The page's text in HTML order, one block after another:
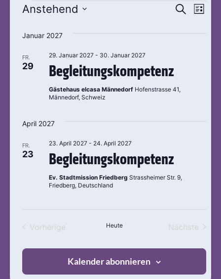
Suche
SucheListe
Anstehend
Januar 2027
FR.
29 Begleitungskompetenz
29. Januar 2027 - 30. Januar 2027
Gästehaus elcasa Männedorf Hofenstrasse 41,
Männedorf, Schweiz
April 2027
FR.
23 Begleitungskompetenz
23. April 2027 - 24. April 2027
Ev. Stadtmission Friedberg Strassheimer Str. 9,
Friedberg, Deutschland
Vorherige Veranstaltungen
Heute Nächste
Kalender abonnieren